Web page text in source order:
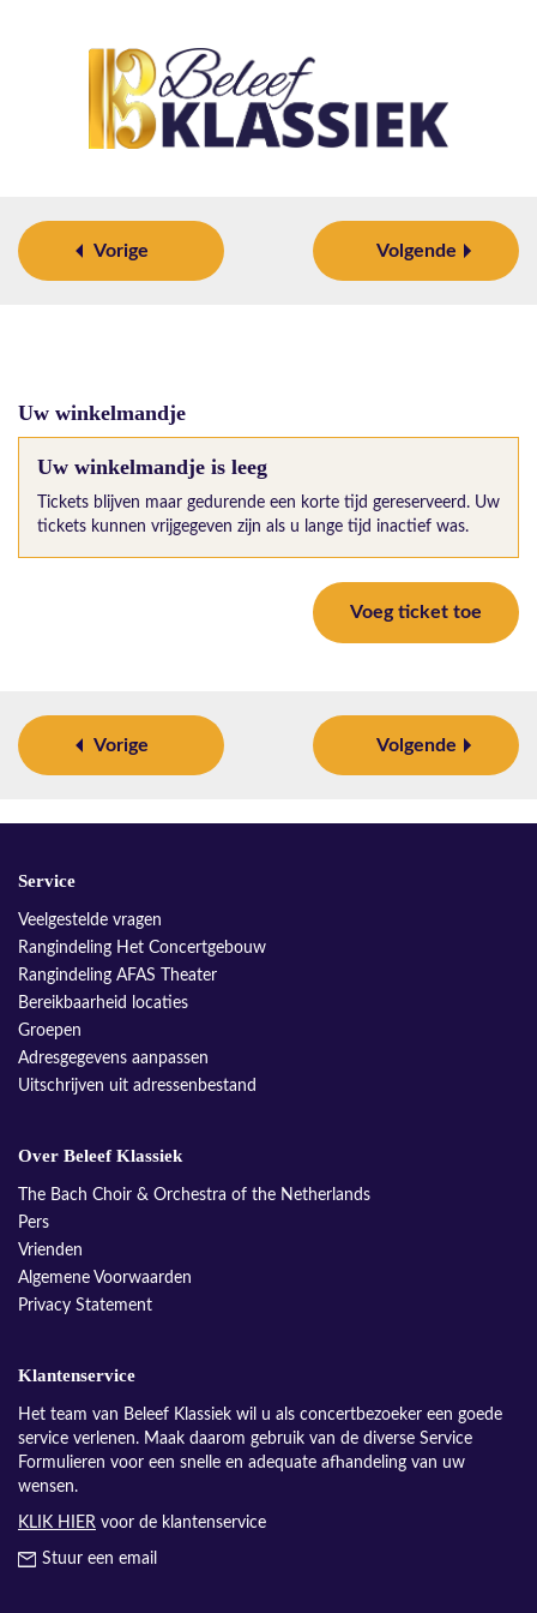
Vorige Volgende
Uw winkelmandje
Uw winkelmandje is leeg
Tickets blijven maar gedurende een korte tijd gereserveerd. Uw
tickets kunnen vrijgegeven zijn als u lange tijd inactief was.
Voeg ticket toe
Vorige Volgende
Service
Veelgestelde vragen
Rangindeling Het Concertgebouw
Rangindeling AFAS Theater
Bereikbaarheid locaties
Groepen
Adresgegevens aanpassen
Uitschrijven uit adressenbestand
Over Beleef Klassiek
The Bach Choir & Orchestra of the Netherlands
Pers
Vrienden
Algemene Voorwaarden
Privacy Statement
Klantenservice
Het team van Beleef Klassiek wil u als concertbezoeker een goede
service verlenen. Maak daarom gebruik van de diverse Service
Formulieren voor een snelle en adequate afhandeling van uw
wensen.
KLIK HIER voor de klantenservice
Stuur een email